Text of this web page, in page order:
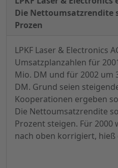
Die Nettoumsatzrendite
Prozen
LPKF Laser & Electronics
Umsatzplanzahlen für
Mio. DM und für 2002 um
DM. Grund seien
Kooperationen ergeben
Die Nettoumsatzrendite
Prozent steigen. Für
nach oben korrigiert, hieß